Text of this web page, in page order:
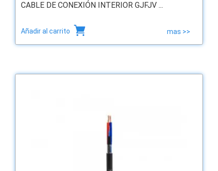
CABLE DE CONEXIÓN INTERIOR GJFJV ...
Añadir al carrito mas >>